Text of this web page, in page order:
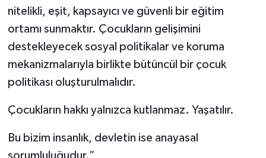
nitelikli, eşit, kapsayıcı ve güvenli bir eğitim
ortamı sunmaktır. Çocukların gelişimini
destekleyecek sosyal politikalar ve koruma
mekanizmalarıyla birlikte bütüncül bir çocuk
politikası oluşturulmalıdır.
Çocukların hakkı yalnızca kutlanmaz. Yaşatılır.
Bu bizim insanlık, devletin ise anayasal
sorumluluğudur.”